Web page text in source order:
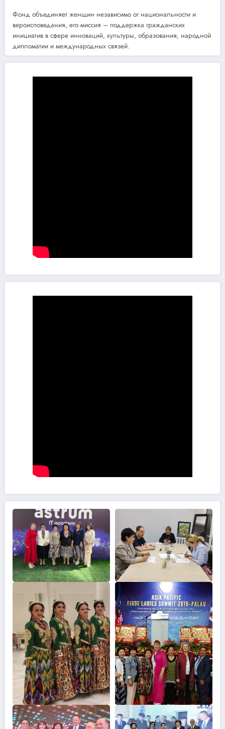
Фонд объединяет женщин независимо от национальности и
вероисповедания, его миссия – поддержка гражданских
инициатив в сфере инноваций, культуры, образования, народной
дипломатии и международных связей.